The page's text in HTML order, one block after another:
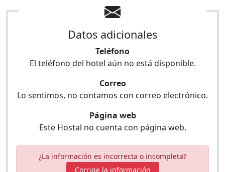
Datos adicionales
Teléfono
El teléfono del hotel aún no está disponible.
Correo
Lo sentimos, no contamos con correo electrónico.
Página web
Este Hostal no cuenta con página web.
¿La información es incorrecta o incompleta?
Corrige la información